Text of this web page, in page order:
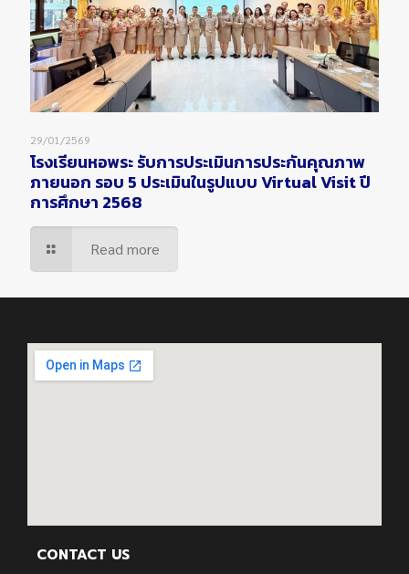
29/01/2569
โรงเรียนหอพระ รับการประเมินการประกันคุณภาพ
ภายนอก รอบ 5 ประเมินในรูปแบบ Virtual Visit ปี
การศึกษา 2568
Read more
CONTACT US